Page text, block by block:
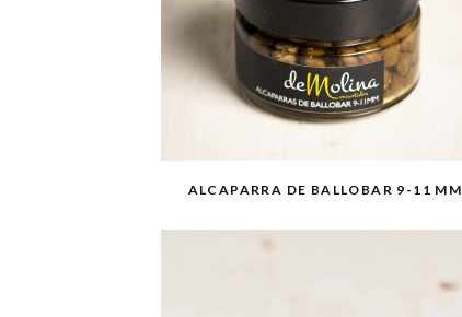
ALCAPARRA DE BALLOBAR 9-11 MM